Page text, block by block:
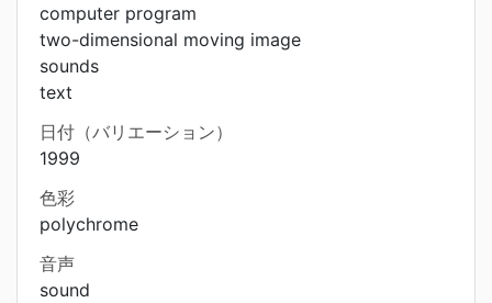
computer program
two-dimensional moving image
sounds
text
日付（バリエーション）
1999
色彩
polychrome
音声
sound